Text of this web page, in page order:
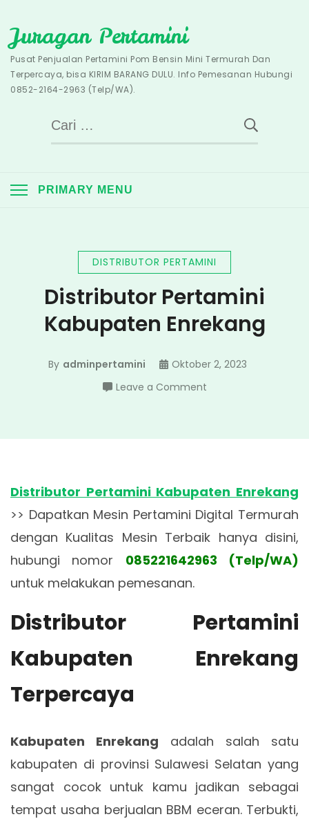
to
content
Juragan Pertamini
Pusat Penjualan Pertamini Pom Bensin Mini Termurah Dan
Terpercaya, bisa KIRIM BARANG DULU. Info Pemesanan Hubungi
0852-2164-2963 (Telp/WA).
Cari
untuk:
PRIMARY MENU
DISTRIBUTOR PERTAMINI
Distributor Pertamini
Kabupaten Enrekang
By adminpertamini
Oktober 2, 2023
Leave a Commenton
Kabupaten
Distributor Pertamini Kabupaten Enrekang
>> Dapatkan Mesin Pertamini Digital Termurah
dengan Kualitas Mesin Terbaik hanya disini,
hubungi nomor 085221642963 (Telp/WA)
untuk melakukan pemesanan.
Distributor Pertamini
Kabupaten Enrekang
Terpercaya
Kabupaten Enrekang adalah salah satu
kabupaten di provinsi Sulawesi Selatan yang
sangat cocok untuk kamu jadikan sebagai
tempat usaha berjualan BBM eceran. Terbukti,